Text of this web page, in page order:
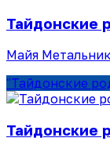
Тайдонские
Майя
"Тайдонские
Тайдонские